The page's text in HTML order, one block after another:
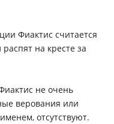
Фиактис считается
на кресте за
не очень
верования или
отсутствуют.